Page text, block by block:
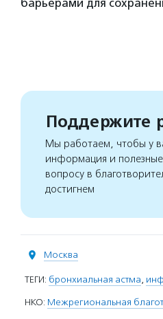
барьерами для
Поддержите
Мы работаем, чтобы у
информация и
вопросу в
достигнем
Москва
ТЕГИ: бронхиальная астма,
НКО: Межрегиональная